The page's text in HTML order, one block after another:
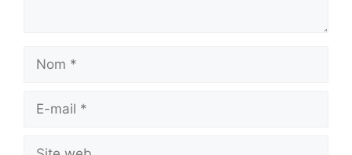
Nom
Site